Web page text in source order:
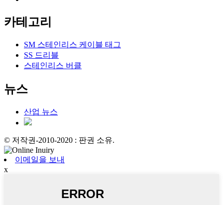
카테고리
SM 스테인리스 케이블 태그
SS 드리블
스테인리스 버클
뉴스
산업 뉴스
© 저작권-2010-2020 : 판권 소유.
이메일을 보내
x